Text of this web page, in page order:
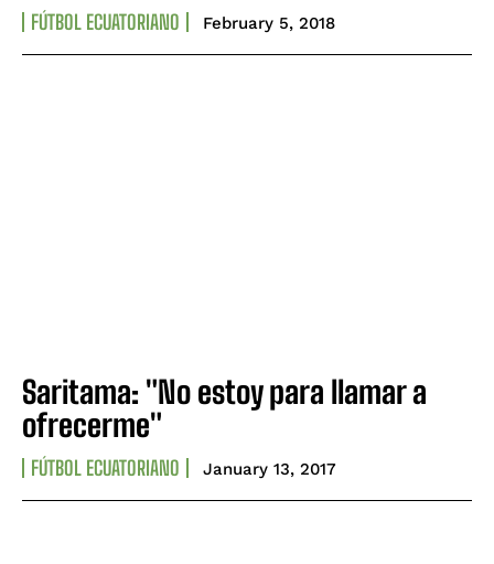
FÚTBOL ECUATORIANO February 5, 2018
Saritama: "No estoy para llamar a
ofrecerme"
FÚTBOL ECUATORIANO January 13, 2017